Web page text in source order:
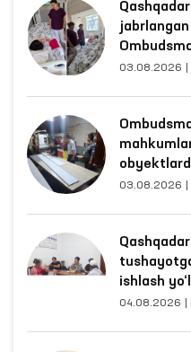
03.08.2026
03.08.2026
ishlash
04.08.2026